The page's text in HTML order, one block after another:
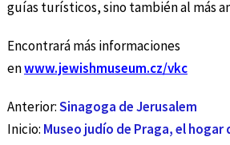
guías turísticos, sino también al más
Encontrará más informaciones
enwww.jewishmuseum.cz/vkc
Anterior:Sinagoga de Jerusalem
Inicio: Museo judío de Praga, el hogar